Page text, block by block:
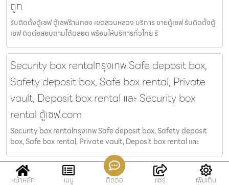
ถูก
รับติดตั้งตู้เซฟ ตู้เซฟร้านทอง เขตสวนหลวง บริการ ขายตู้เซฟ รับติดตั้งตู้
เซฟ ติดต่อสอบถามได้ตลอด พร้อมให้บริการทั่วไทย รั
Security box rentalกรุงเทพ Safe deposit box,
Safety deposit box, Safe box rental, Private
vault, Deposit box rental และ Security box
rental ตู้เซฟ.com
Security box rentalกรุงเทพ Safe deposit box, Safety deposit
box, Safe box rental, Private vault, Deposit box rental และ
บริการห้องมั่นคงBTS ศาลาแดง ตู้นิรภัยเอกชนและตู้
หน้าหลัก เมนู ติดต่อ แชร์ เพิ่มเติม